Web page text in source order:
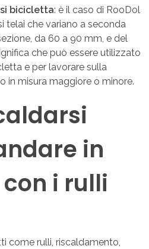
bicicletta: è il caso di RooDol
telai che variano a seconda
da 60 a 90 mm, e del
che può essere utilizzato
e per lavorare sulla
in misura maggiore o minore.
in
i rulli
come rulli, riscaldamento,